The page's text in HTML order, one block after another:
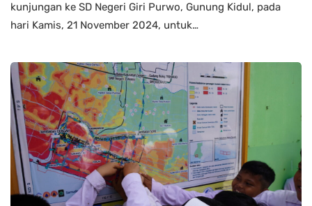
kunjungan ke SD Negeri Giri Purwo, Gunung Kidul, pada
hari Kamis, 21 November 2024, untuk…